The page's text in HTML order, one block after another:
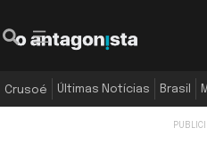
Crusoé Últimas Notícias Brasil